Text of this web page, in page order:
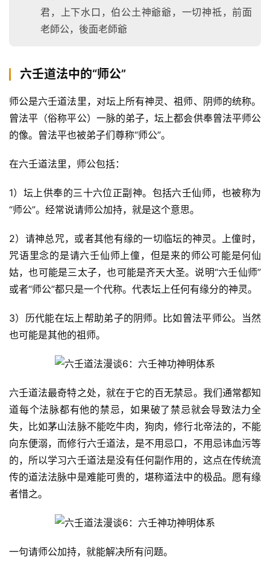
君，上下水口，伯公土神爺爺，一切神祗，前面
老師公，後面老師爺
六壬道法中的“师公”
师公是六壬道法里，对坛上所有神灵、祖师、阴师的统称。
曾法平（俗称平公）一脉的弟子，坛上都会供奉曾法平师公
的像。曾法平也被弟子们尊称“师公”。
在六壬道法里，师公包括：
1）坛上供奉的三十六位正副神。包括六壬仙师，也被称为
“师公”。经常说请师公加持，就是这个意思。
2）请神总咒，或者其他有缘的一切临坛的神灵。上僮时，
咒语里念的是请六壬仙师上僮，但是来的师公可能是何仙
姑，也可能是三太子，也可能是齐天大圣。说明“六壬仙师”
或者“师公”都只是一个代称。代表坛上任何有缘分的神灵。
3）历代能在坛上帮助弟子的阴师。比如曾法平师公。当然
也可能是其他的祖师。
六壬道法最奇特之处，就在于它的百无禁忌。我们通常都知
道每个法脉都有他的禁忌，如果破了禁忌就会导致法力全
失，比如茅山法脉不能吃牛肉，狗肉，修行北帝法的，不能
向东便溺，而修行六壬道法，是不用忌口，不用忌讳血污等
的，所以学习六壬道法是没有任何副作用的，这点在传统流
传的道法法脉中是难能可贵的，堪称道法中的极品。愿有缘
者惜之。
一句请师公加持，就能解决所有问题。